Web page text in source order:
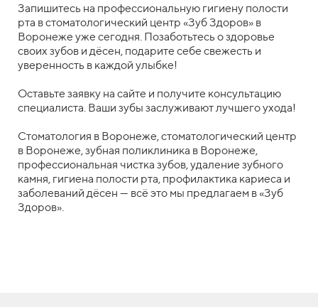
Запишитесь на профессиональную гигиену полости
рта в стоматологический центр «Зуб Здоров» в
Воронеже уже сегодня. Позаботьтесь о здоровье
своих зубов и дёсен, подарите себе свежесть и
уверенность в каждой улыбке!
Оставьте заявку на сайте и получите консультацию
специалиста. Ваши зубы заслуживают лучшего ухода!
Стоматология в Воронеже, стоматологический центр
в Воронеже, зубная поликлиника в Воронеже,
профессиональная чистка зубов, удаление зубного
камня, гигиена полости рта, профилактика кариеса и
заболеваний дёсен — всё это мы предлагаем в «Зуб
Здоров».